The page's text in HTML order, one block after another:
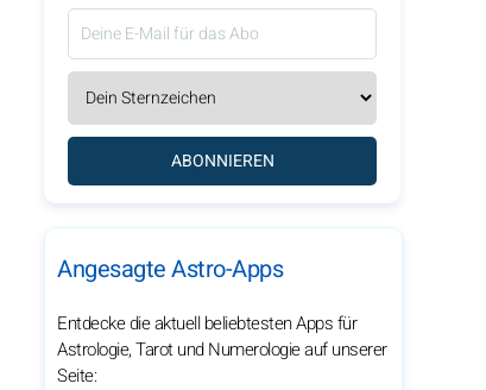
ABONNIEREN
Angesagte Astro-Apps
Entdecke die aktuell beliebtesten Apps für
Astrologie, Tarot und Numerologie auf unserer
Seite: